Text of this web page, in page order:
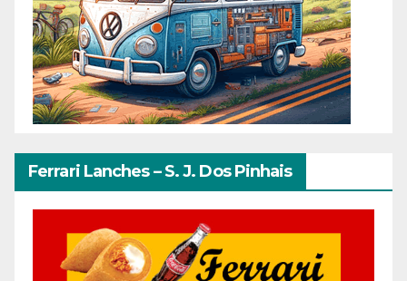
Ferrari Lanches – S. J. Dos Pinhais